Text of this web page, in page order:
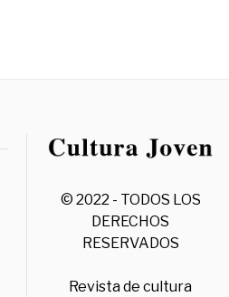
© 2022 - TODOS LOS
DERECHOS
RESERVADOS
Revista de cultura